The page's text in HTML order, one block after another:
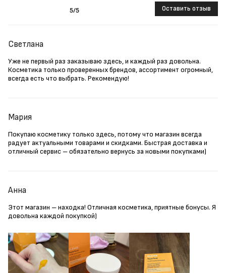
5/5 Оставить отзыв
Светлана
Уже не первый раз заказываю здесь, и каждый раз довольна.
Косметика только проверенных брендов, ассортимент огромный,
всегда есть что выбрать. Рекомендую!
Мария
Покупаю косметику только здесь, потому что магазин всегда
радует актуальными товарами и скидками. Быстрая доставка и
отличный сервис – обязательно вернусь за новыми покупками)
Анна
Этот магазин – находка! Отличная косметика, приятные бонусы. Я
довольна каждой покупкой)